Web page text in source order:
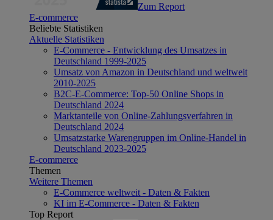
Zum Report
E-commerce
Beliebte Statistiken
Aktuelle Statistiken
E-Commerce - Entwicklung des Umsatzes in
Deutschland 1999-2025
Umsatz von Amazon in Deutschland und weltweit
2010-2025
B2C-E-Commerce: Top-50 Online Shops in
Deutschland 2024
Marktanteile von Online-Zahlungsverfahren in
Deutschland 2024
Umsatzstarke Warengruppen im Online-Handel in
Deutschland 2023-2025
E-commerce
Themen
Weitere Themen
E-Commerce weltweit - Daten & Fakten
KI im E-Commerce - Daten & Fakten
Top Report